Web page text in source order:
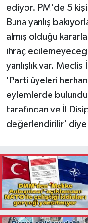
ediyor. PM'de 5
Buna yanlış
almış olduğu
ihraç
yanlışlık var.
'Parti üyeleri
eylemlerde
tarafından ve İl
değerlendirilir' diye